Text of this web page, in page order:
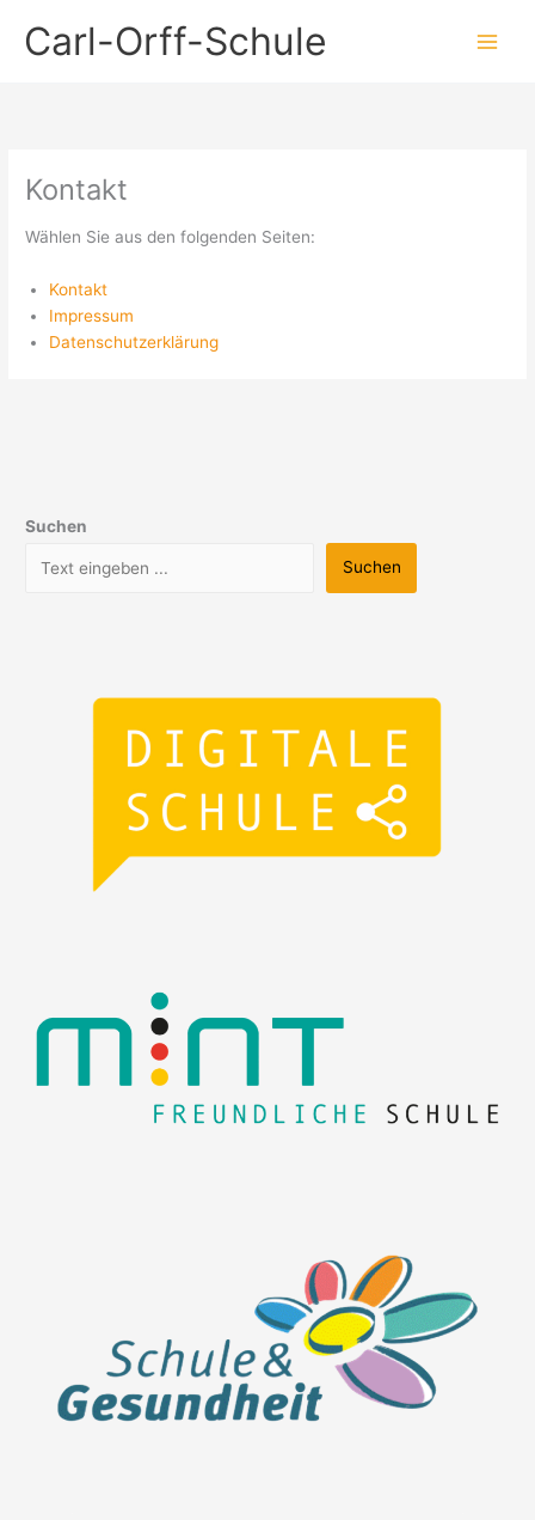
InhaltCarl-Orff-Schule
Kontakt
Wählen Sie aus den folgenden Seiten:
Kontakt
Impressum
Datenschutzerklärung
Suchen
Suchen